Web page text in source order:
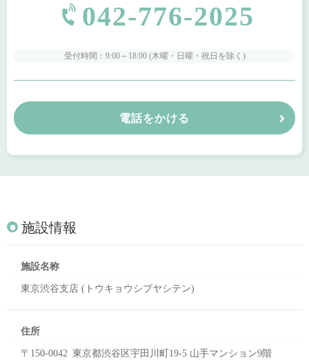
042-776-2025
受付時間：9:00～18:00 (木曜・日曜・祝日を除く)
電話をかける
施設情報
施設名称
東京渋谷支店 (トウキョウシブヤシテン)
住所
〒150-0042 東京都渋谷区宇田川町19-5 山手マンション9階